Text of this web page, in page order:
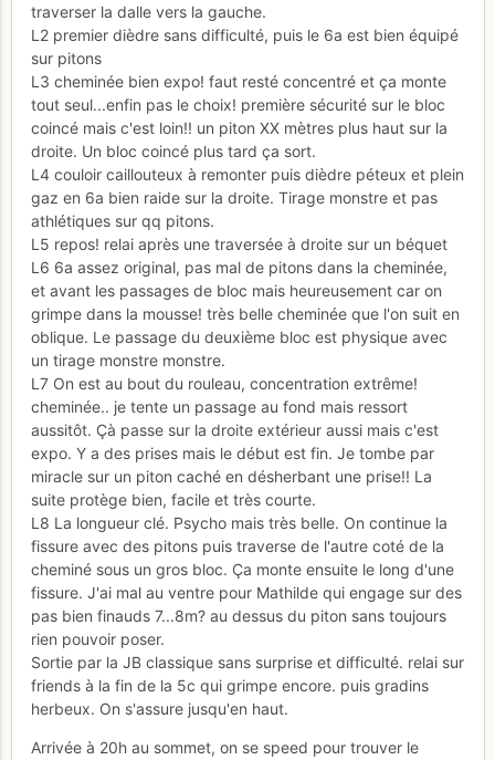
traverser la dalle vers la gauche.
L2 premier dièdre sans difficulté, puis le 6a est bien équipé
sur pitons
L3 cheminée bien expo! faut resté concentré et ça monte
tout seul...enfin pas le choix! première sécurité sur le bloc
coincé mais c'est loin!! un piton XX mètres plus haut sur la
droite. Un bloc coincé plus tard ça sort.
L4 couloir caillouteux à remonter puis dièdre péteux et plein
gaz en 6a bien raide sur la droite. Tirage monstre et pas
athlétiques sur qq pitons.
L5 repos! relai après une traversée à droite sur un béquet
L6 6a assez original, pas mal de pitons dans la cheminée,
et avant les passages de bloc mais heureusement car on
grimpe dans la mousse! très belle cheminée que l'on suit en
oblique. Le passage du deuxième bloc est physique avec
un tirage monstre monstre.
L7 On est au bout du rouleau, concentration extrême!
cheminée.. je tente un passage au fond mais ressort
aussitôt. Çà passe sur la droite extérieur aussi mais c'est
expo. Y a des prises mais le début est fin. Je tombe par
miracle sur un piton caché en désherbant une prise!! La
suite protège bien, facile et très courte.
L8 La longueur clé. Psycho mais très belle. On continue la
fissure avec des pitons puis traverse de l'autre coté de la
cheminé sous un gros bloc. Ça monte ensuite le long d'une
fissure. J'ai mal au ventre pour Mathilde qui engage sur des
pas bien finauds 7...8m? au dessus du piton sans toujours
rien pouvoir poser.
Sortie par la JB classique sans surprise et difficulté. relai sur
friends à la fin de la 5c qui grimpe encore. puis gradins
herbeux. On s'assure jusqu'en haut.
Arrivée à 20h au sommet, on se speed pour trouver le